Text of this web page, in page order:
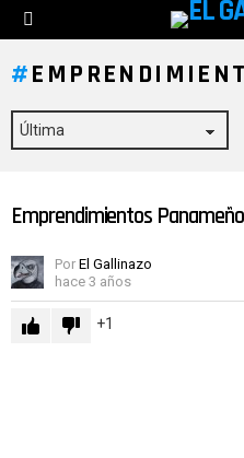
Menú
ÚLTIMAS
HISTORIAS
Emprendimientos
Por El Gallinazo
hace 3 años
1